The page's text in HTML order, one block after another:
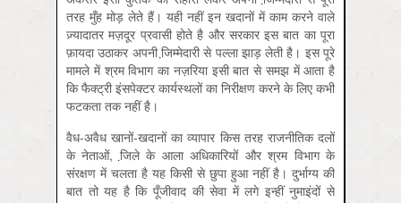
तरह मुँह मोड़ लेते हैं। यही नहीं इन खदानों में काम करने वाले
ज़्यादातर मज़दूर प्रवासी होते है और सरकार इस बात का पूरा
फ़ायदा उठाकर अपनी जि़म्मेदारी से पल्ला झाड़ लेती है। इस पूरे
मामले में श्रम विभाग का नज़रिया इसी बात से समझ में आता है
कि फैक्ट्री इंसपेक्टर कार्यस्थलों का निरीक्षण करने के लिए कभी
फटकता तक नहीं है।
वैध-अवैध खानों-खदानों का व्यापार किस तरह राजनीतिक दलों
के नेताओं, जि़ले के आला अधिकारियों और श्रम विभाग के
संरक्षण में चलता है यह किसी से छुपा हुआ नहीं है। दुर्भाग्य की
बात तो यह है कि पूँजीवाद की सेवा में लगे इन्हीं नुमाइंदों से